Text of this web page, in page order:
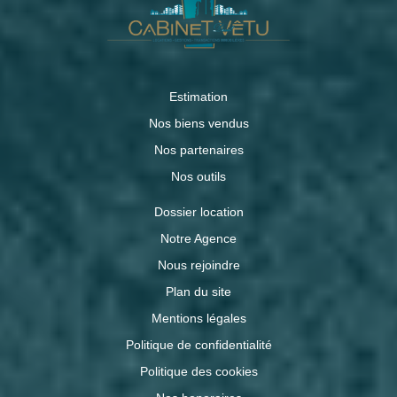
Estimation
Nos biens vendus
Nos partenaires
Nos outils
Dossier location
Notre Agence
Nous rejoindre
Plan du site
Mentions légales
Politique de confidentialité
Politique des cookies